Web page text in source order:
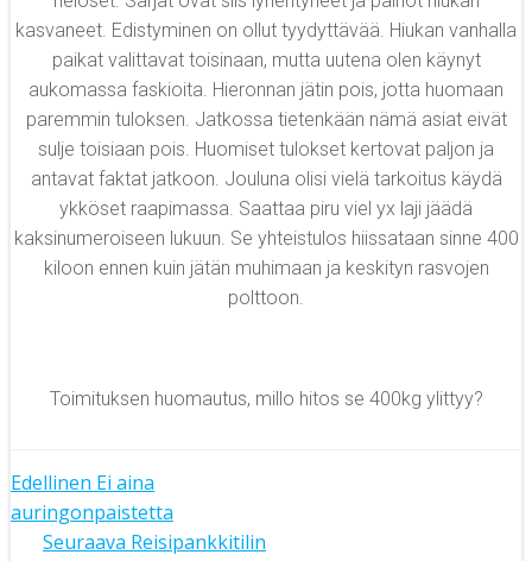
kasvaneet. Edistyminen on ollut tyydyttävää. Hiukan vanhalla
paikat valittavat toisinaan, mutta uutena olen käynyt
aukomassa faskioita. Hieronnan jätin pois, jotta huomaan
paremmin tuloksen. Jatkossa tietenkään nämä asiat eivät
sulje toisiaan pois. Huomiset tulokset kertovat paljon ja
antavat faktat jatkoon. Jouluna olisi vielä tarkoitus käydä
ykköset raapimassa. Saattaa piru viel yx laji jäädä
kaksinumeroiseen lukuun. Se yhteistulos hiissataan sinne 400
kiloon ennen kuin jätän muhimaan ja keskityn rasvojen
polttoon.
Toimituksen huomautus, millo hitos se 400kg ylittyy?
Artikkelien
Edellinen Ei aina
auringonpaistetta
Seuraava Reisipankkitilin